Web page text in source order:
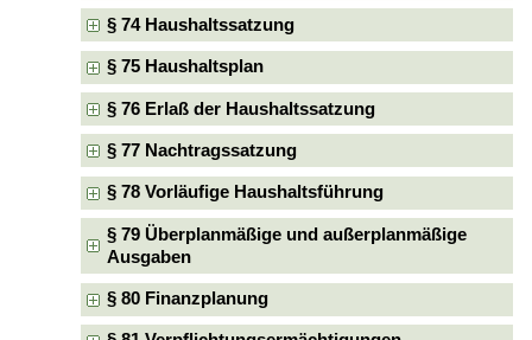
§ 74 Haushaltssatzung
§ 75 Haushaltsplan
§ 76 Erlaß der Haushaltssatzung
§ 77 Nachtragssatzung
§ 78 Vorläufige Haushaltsführung
§ 79 Überplanmäßige und außerplanmäßige
Ausgaben
§ 80 Finanzplanung